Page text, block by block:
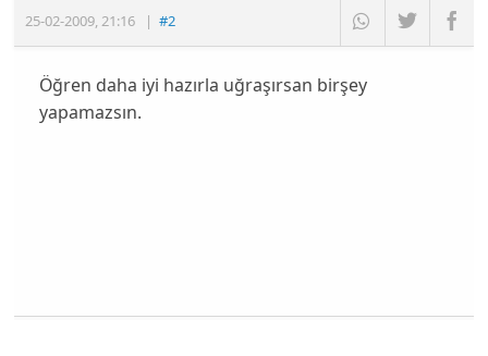
25-02-2009,21:16 |#2
Öğren daha iyi hazırla uğraşırsan birşey
yapamazsın.